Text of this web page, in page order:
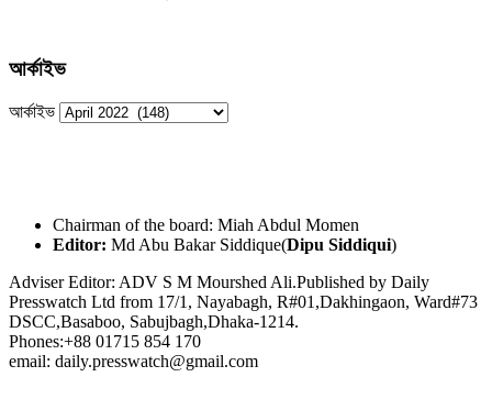
আর্কাইভ
আর্কাইভ
Chairman of the board: Miah Abdul Momen
Editor: Md Abu Bakar Siddique(Dipu Siddiqui)
Adviser Editor: ADV S M Mourshed Ali.Published by Daily
Presswatch Ltd from 17/1, Nayabagh, R#01,Dakhingaon, Ward#73
DSCC,Basaboo, Sabujbagh,Dhaka-1214.
Phones:+88 01715 854 170
email: daily.presswatch@gmail.com